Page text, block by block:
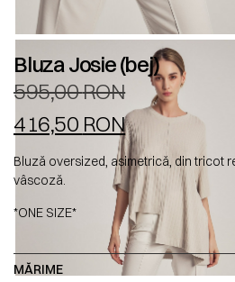
Bluza Josie (bej)
595,00RON
416,50 RON
Bluză oversized, asimetrică, din tricot
vâscoză.
*ONE SIZE*
MĂRIME